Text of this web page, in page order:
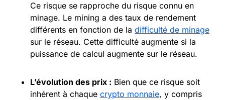
Ce risque se rapproche du risque connu en
minage. Le mining a des taux de rendement
différents en fonction de la difficulté de minage
sur le réseau. Cette difficulté augmente si la
puissance de calcul augmente sur le réseau.
L’évolution des prix : Bien que ce risque soit
inhérent à chaque crypto monnaie, y compris